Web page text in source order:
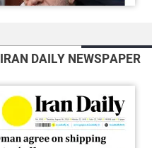
IRAN DAILY NEWSPAPER